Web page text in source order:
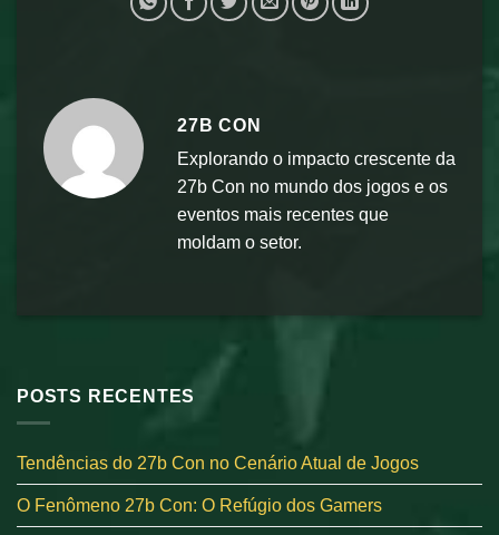
27B CON
Explorando o impacto crescente da
27b Con no mundo dos jogos e os
eventos mais recentes que
moldam o setor.
POSTS RECENTES
Tendências do 27b Con no Cenário Atual de Jogos
O Fenômeno 27b Con: O Refúgio dos Gamers